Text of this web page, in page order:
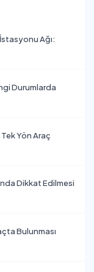
Ağı:
Durumlarda
Yön Araç
Dikkat Edilmesi
Bulunması